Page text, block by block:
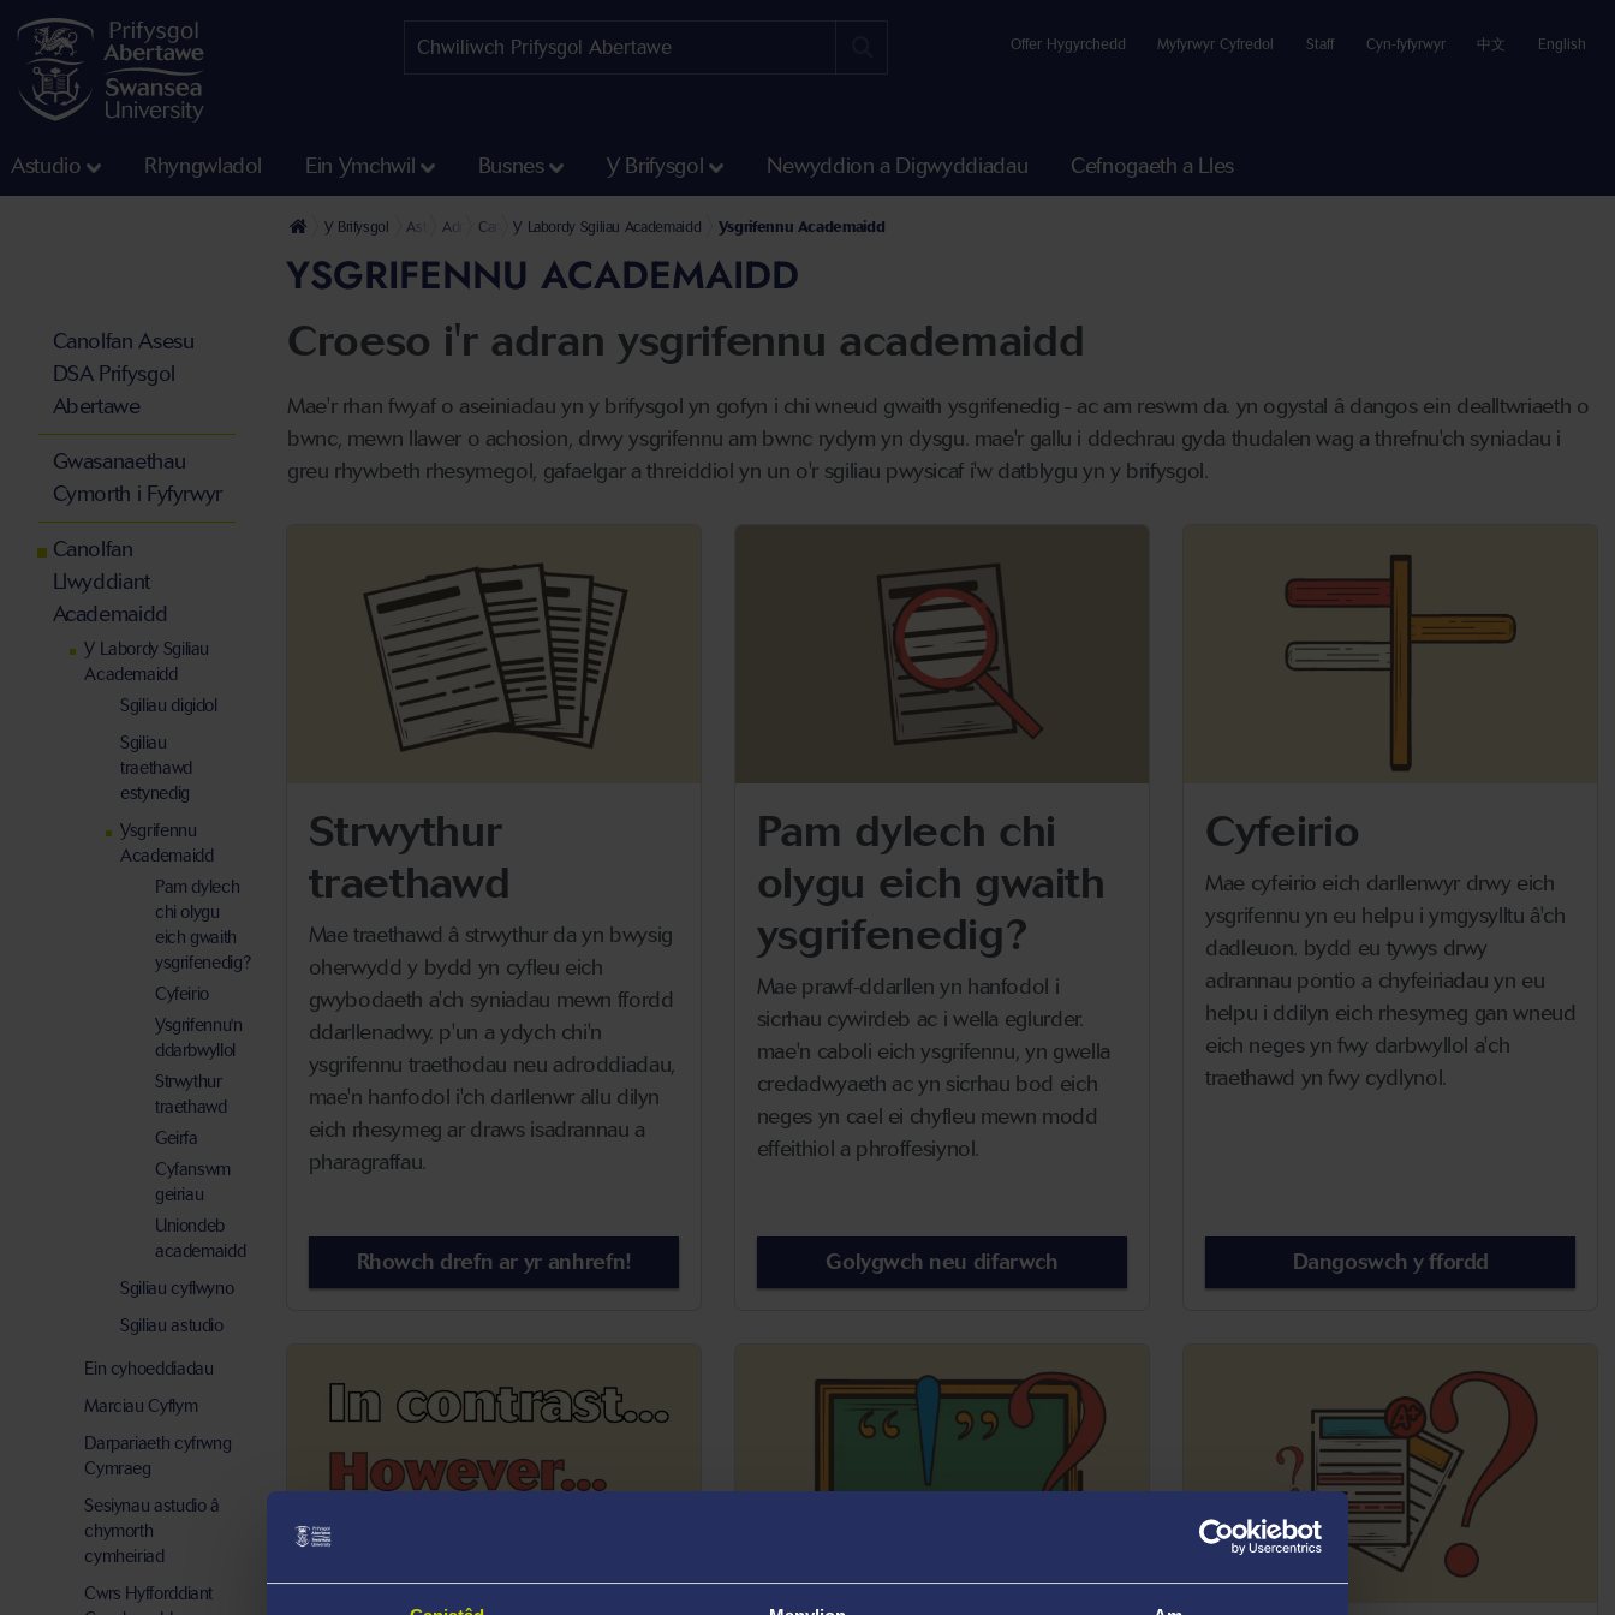
Offer Hygyrchedd Myfyrwyr Cyfredol Staff Cyn-fyfyrwyr 中文 English
Astudio Rhyngwladol Ein Ymchwil Busnes Y Brifysgol Newyddion a Digwyddiadau Cefnogaeth a Lles
Y Brifysgol AstudioAdran Gwasanaethau Cymorth i Fyfyrwyr
Canolfan Llwyddiant Academaidd
Y Labordy Sgiliau Academaidd Ysgrifennu Academaidd
YSGRIFENNU ACADEMAIDD
Croeso i'r adran ysgrifennu academaidd
Mae'r rhan fwyaf o aseiniadau yn y brifysgol yn gofyn i chi wneud gwaith ysgrifenedig - ac am reswm da. yn ogystal â dangos ein dealltwriaeth o
bwnc, mewn llawer o achosion, drwy ysgrifennu am bwnc rydym yn dysgu. mae'r gallu i ddechrau gyda thudalen wag a threfnu'ch syniadau i
greu rhywbeth rhesymegol, gafaelgar a threiddiol yn un o'r sgiliau pwysicaf i'w datblygu yn y brifysgol.
Strwythur
traethawd
Mae traethawd â strwythur da yn bwysig
oherwydd y bydd yn cyfleu eich
gwybodaeth a'ch syniadau mewn ffordd
ddarllenadwy. p'un a ydych chi'n
ysgrifennu traethodau neu adroddiadau,
mae'n hanfodol i'ch darllenwr allu dilyn
eich rhesymeg ar draws isadrannau a
pharagraffau.
Rhowch drefn ar yr anhrefn!
Pam dylech chi
olygu eich gwaith
ysgrifenedig?
Mae prawf-ddarllen yn hanfodol i
sicrhau cywirdeb ac i wella eglurder.
mae'n caboli eich ysgrifennu, yn gwella
credadwyaeth ac yn sicrhau bod eich
neges yn cael ei chyfleu mewn modd
effeithiol a phroffesiynol.
Golygwch neu difarwch
Cyfeirio
Mae cyfeirio eich darllenwyr drwy eich
ysgrifennu yn eu helpu i ymgysylltu â'ch
dadleuon. bydd eu tywys drwy
adrannau pontio a chyfeiriadau yn eu
helpu i ddilyn eich rhesymeg gan wneud
eich neges yn fwy darbwyllol a'ch
traethawd yn fwy cydlynol.
Dangoswch y ffordd
Canolfan Asesu
DSA Prifysgol
Abertawe
Gwasanaethau
Cymorth i Fyfyrwyr
Canolfan
Llwyddiant
Academaidd
Y Labordy Sgiliau
Academaidd
Sgiliau digidol
Sgiliau
traethawd
estynedig
Ysgrifennu
Academaidd
Pam dylech
chi olygu
eich gwaith
ysgrifenedig?
Cyfeirio
Ysgrifennu'n
ddarbwyllol
Strwythur
traethawd
Geirfa
Cyfanswm
geiriau
Uniondeb
academaidd
Sgiliau cyflwyno
Sgiliau astudio
Ein cyhoeddiadau
Marciau Cyflym
Darpariaeth cyfrwng
Cymraeg
Sesiynau astudio â
chymorth
cymheiriad
Cwrs Hyfforddiant